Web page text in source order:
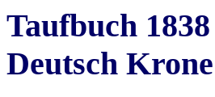
Taufbuch
Deutsch Krone